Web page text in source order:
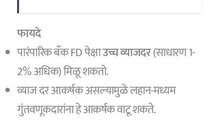
फायदे
पारंपारिक बँक FD पेक्षाउच्च व्याजदर(साधारण 1-
2% अधिक) मिळू शकतो.
व्याज दर आकर्षक असल्यामुळे लहान-मध्यम
गुंतवणूकदारांना हे आकर्षक वाटू शकते.